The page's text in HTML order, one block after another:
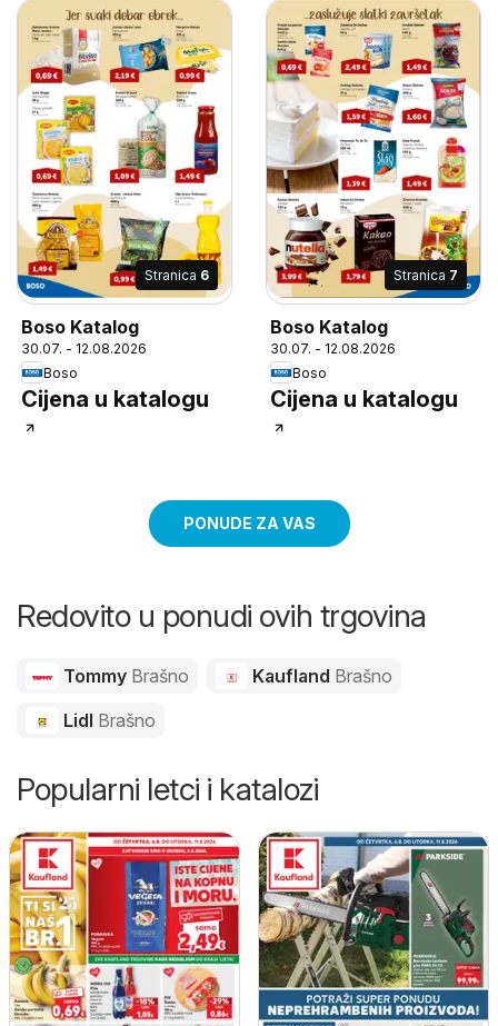
Stranica 6
Boso Katalog
30.07. - 12.08.2026
Boso
Cijena u katalogu
Stranica 7
Boso Katalog
30.07. - 12.08.2026
Boso
Cijena u katalogu
PONUDE ZA VAS
Redovito u ponudi ovih trgovina
Tommy Brašno Kaufland Brašno
Lidl Brašno
Popularni letci i katalozi